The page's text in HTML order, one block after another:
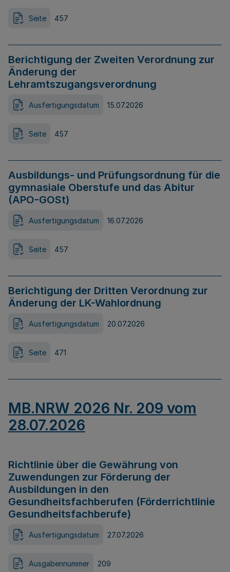
Seite 457
Berichtigung der Zweiten Verordnung zur
Änderung der
Lehramtszugangsverordnung
Ausfertigungsdatum 15.07.2026
Seite 457
Ausbildungs- und Prüfungsordnung für die
gymnasiale Oberstufe und das Abitur
(APO-GOSt)
Ausfertigungsdatum 16.07.2026
Seite 457
Berichtigung der Dritten Verordnung zur
Änderung der LK-Wahlordnung
Ausfertigungsdatum 20.07.2026
Seite 471
MB.NRW 2026 Nr. 209 vom
28.07.2026
Richtlinie über die Gewährung von
Zuwendungen zur Förderung der
Ausbildungen in den
Gesundheitsfachberufen (Förderrichtlinie
Gesundheitsfachberufe)
Ausfertigungsdatum 27.07.2026
Ausgabennummer 209